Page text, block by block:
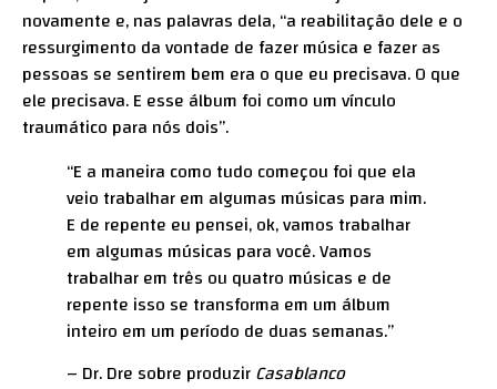
novamente e, nas palavras dela, “a reabilitação dele e o
ressurgimento da vontade de fazer música e fazer as
pessoas se sentirem bem era o que eu precisava. O que
ele precisava. E esse álbum foi como um vínculo
traumático para nós dois”.
“E a maneira como tudo começou foi que ela
veio trabalhar em algumas músicas para mim.
E de repente eu pensei, ok, vamos trabalhar
em algumas músicas para você. Vamos
trabalhar em três ou quatro músicas e de
repente isso se transforma em um álbum
inteiro em um período de duas semanas.”
– Dr. Dre sobre produzirCasablanco